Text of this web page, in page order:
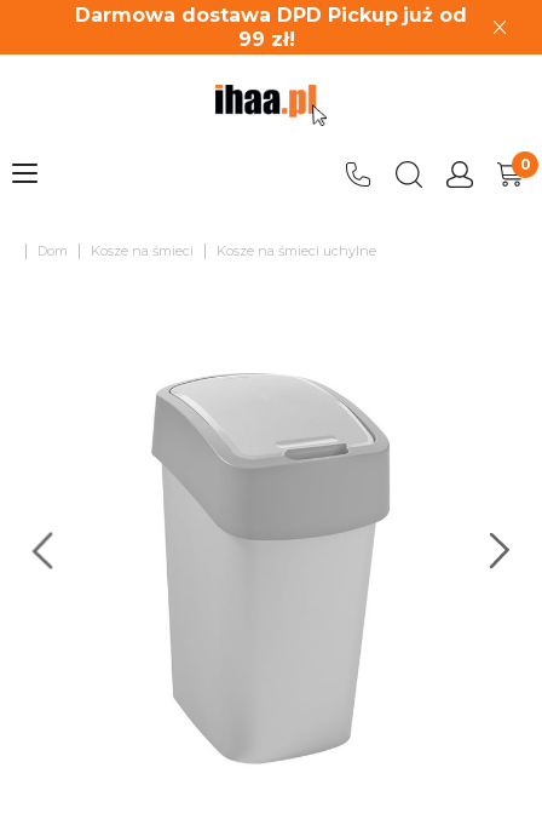
Darmowa dostawa DPD Pickup już od
99 zł!
| Dom | Kosze na śmieci | Kosze na śmieci uchylne